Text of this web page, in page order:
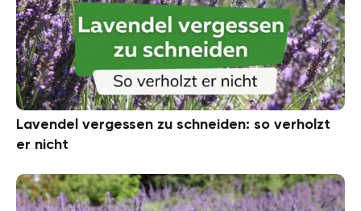
Lavendel vergessen zu schneiden: so verholzt
er nicht